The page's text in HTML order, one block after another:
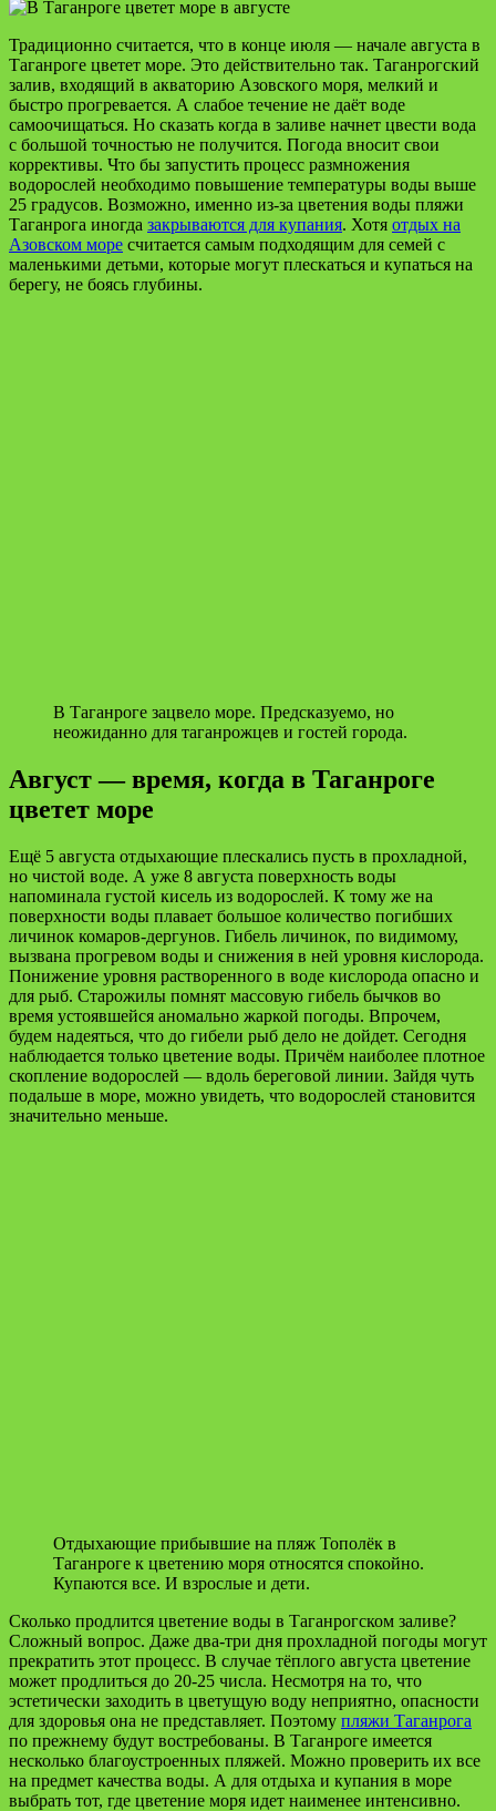
Традиционно считается, что в конце июля — начале августа в
Таганроге цветет море. Это действительно так. Таганрогский
залив, входящий в акваторию Азовского моря, мелкий и
быстро прогревается. А слабое течение не даёт воде
самоочищаться. Но сказать когда в заливе начнет цвести вода
с большой точностью не получится. Погода вносит свои
коррективы. Что бы запустить процесс размножения
водорослей необходимо повышение температуры воды выше
25 градусов. Возможно, именно из-за цветения воды пляжи
Таганрога иногда закрываются для купания. Хотя отдых на
Азовском море считается самым подходящим для семей с
маленькими детьми, которые могут плескаться и купаться на
берегу, не боясь глубины.
В Таганроге зацвело море. Предсказуемо, но
неожиданно для таганрожцев и гостей города.
Август — время, когда в Таганроге
цветет море
Ещё 5 августа отдыхающие плескались пусть в прохладной,
но чистой воде. А уже 8 августа поверхность воды
напоминала густой кисель из водорослей. К тому же на
поверхности воды плавает большое количество погибших
личинок комаров-дергунов. Гибель личинок, по видимому,
вызвана прогревом воды и снижения в ней уровня кислорода.
Понижение уровня растворенного в воде кислорода опасно и
для рыб. Старожилы помнят массовую гибель бычков во
время устоявшейся аномально жаркой погоды. Впрочем,
будем надеяться, что до гибели рыб дело не дойдет. Сегодня
наблюдается только цветение воды. Причём наиболее плотное
скопление водорослей — вдоль береговой линии. Зайдя чуть
подальше в море, можно увидеть, что водорослей становится
значительно меньше.
Отдыхающие прибывшие на пляж Тополёк в
Таганроге к цветению моря относятся спокойно.
Купаются все. И взрослые и дети.
Сколько продлится цветение воды в Таганрогском заливе?
Сложный вопрос. Даже два-три дня прохладной погоды могут
прекратить этот процесс. В случае тёплого августа цветение
может продлиться до 20-25 числа. Несмотря на то, что
эстетически заходить в цветущую воду неприятно, опасности
для здоровья она не представляет. Поэтому пляжи Таганрога
по прежнему будут востребованы. В Таганроге имеется
несколько благоустроенных пляжей. Можно проверить их все
на предмет качества воды. А для отдыха и купания в море
выбрать тот, где цветение моря идет наименее интенсивно.